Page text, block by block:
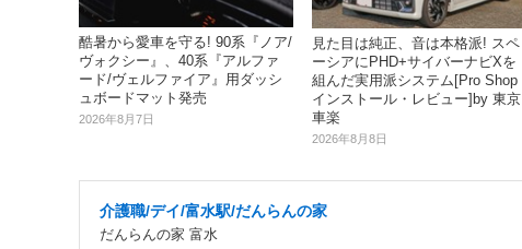
酷暑から愛車を守る! 90系『ノア/
ヴォクシー』、40系『アルファ
ード/ヴェルファイア』用ダッシ
ュボードマット発売
2026年8月7日
見た目は純正、音は本格派! スペ
ーシアにPHD+サイバーナビXを
組んだ実用派システム[Pro Shop
インストール・レビュー]by 東京
車楽
2026年8月8日
介護職/デイ/富水駅/だんらんの家
だんらんの家 富水